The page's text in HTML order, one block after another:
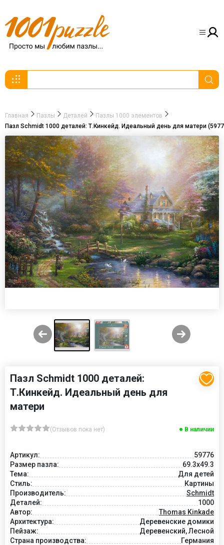
Главная Пазлы Деталей
Пазлы 1000 элементов
Пазл Schmidt 1000 деталей: Т.Кинкейд. Идеальный день для матери
Пазл Schmidt 1000 деталей:
Т.Кинкейд. Идеальный день для
матери
(Отзывов пока нет) В наличии
Артикул:
59776
Размер пазла:
69.3x49.3
Тема:
Для детей
Стиль:
Картины
Производитель:
Schmidt
Деталей:
1000
Автор:
Thomas Kinkade
Архитектура:
Деревенские домики
Пейзаж:
Деревенский, Лесной
Страна производства:
Германия